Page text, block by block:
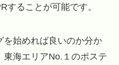
することが可能です。
を始めれば良いのか分か
東海エリアNo.１のポステ